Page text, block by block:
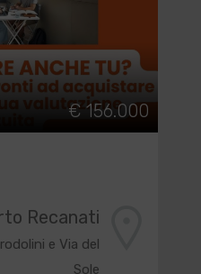
€ 156.000
Recanati
e Via del
Sole